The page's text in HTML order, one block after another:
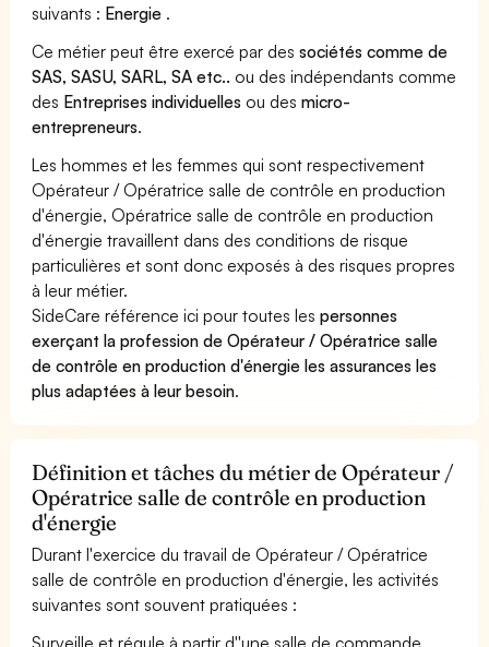
suivants : Energie .
Ce métier peut être exercé par dessociétés comme de
SAS, SASU, SARL, SA etc.. ou des indépendants comme
des Entreprises individuelles ou desmicro-
entrepreneurs.
Les hommes et les femmes qui sont respectivement
Opérateur / Opératrice salle de contrôle en production
d'énergie, Opératrice salle de contrôle en production
d'énergie travaillent dans des conditions de risque
particulières et sont donc exposés à des risques propres
à leur métier.
SideCare référence ici pour toutes lespersonnes
exerçant la profession de Opérateur / Opératrice salle
de contrôle en production d'énergie les assurances les
plus adaptées à leur besoin.
Définition et tâches du métier de Opérateur /
Opératrice salle de contrôle en production
d'énergie
Durant l'exercice du travail de Opérateur / Opératrice
salle de contrôle en production d'énergie, les activités
suivantes sont souvent pratiquées :
Surveille et régule à partir d''une salle de commande,